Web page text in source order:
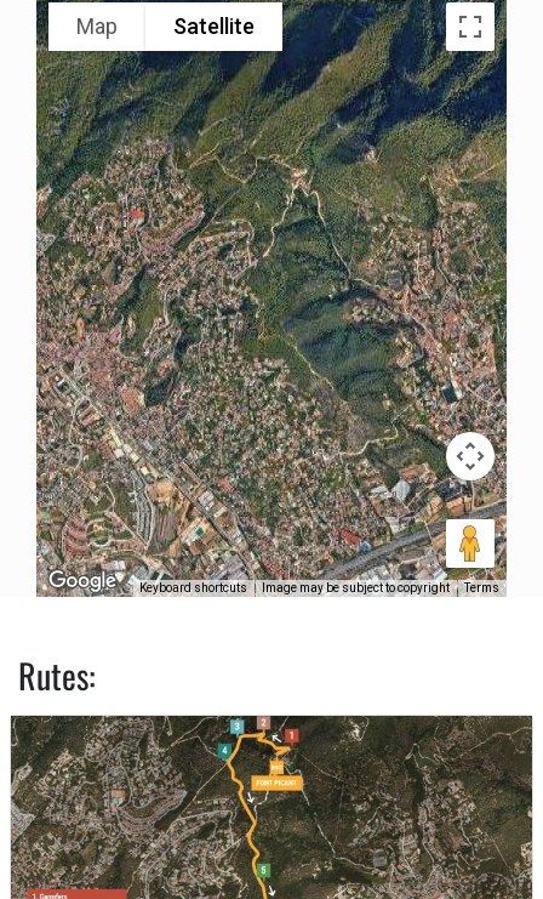
Map Satellite
Keyboard shortcuts Image may be subject to copyright Terms
Rutes: